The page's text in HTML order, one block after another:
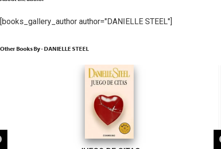
[books_gallery_author author="DANIELLE STEEL"]
Other Books By - DANIELLE STEEL